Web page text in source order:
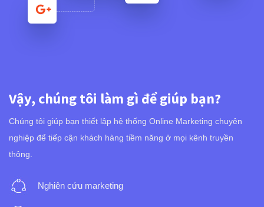
Vậy, chúng tôi làm gì để giúp bạn?
Chúng tôi giúp bạn thiết lập hệ thống Online Marketing chuyên
nghiệp để tiếp cận khách hàng tiềm năng ở mọi kênh truyền
thông.
Nghiên cứu marketing